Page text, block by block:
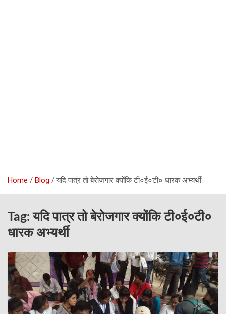
Home Blog यदि पात्र तो बेरोजगार क्योंकि टी०ई०टी० धारक अभ्यर्थी
Tag:यदि पात्र तो बेरोजगार क्योंकि टी०ई०टी०
धारक अभ्यर्थी